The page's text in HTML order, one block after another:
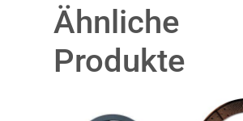
Ähnliche
Produkte